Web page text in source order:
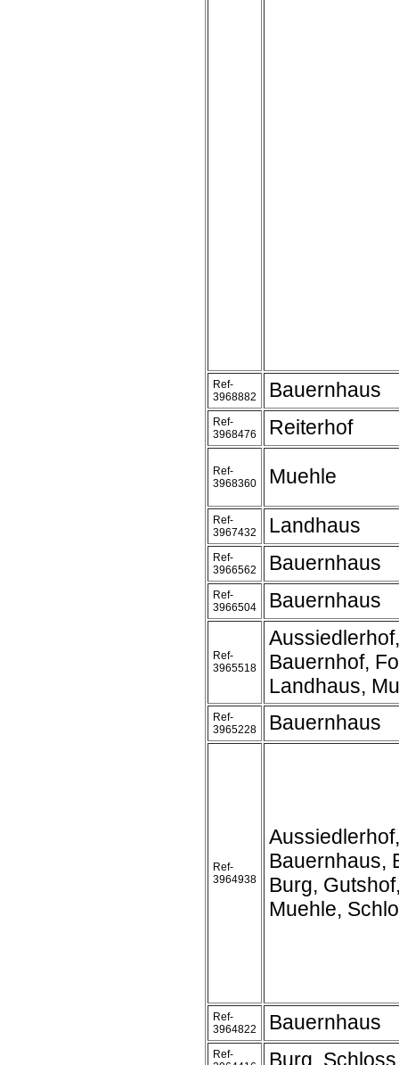
Ref-
3968882
Bauernhaus
Ref-
3968476
Reiterhof
Ref-
3968360
Muehle
Ref-
3967432
Landhaus
Ref-
3966562
Bauernhaus
Ref-
3966504
Bauernhaus
Ref-
3965518
Bauernhof,
Landhaus,
Ref-
3965228
Bauernhaus
Ref-
3964938
Bauernhaus,
Burg,
Muehle,
Ref-
3964822
Bauernhaus
Ref-
Burg, Schloss